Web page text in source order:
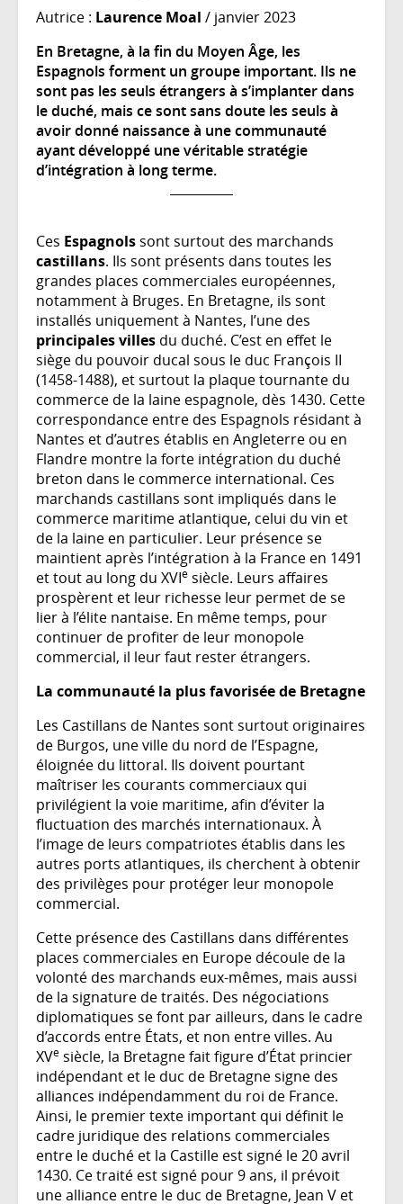
Autrice : Laurence Moal / janvier 2023
En Bretagne, à la fin du Moyen Âge, les
Espagnols forment un groupe important. Ils ne
sont pas les seuls étrangers à s’implanter dans
le duché, mais ce sont sans doute les seuls à
avoir donné naissance à une communauté
ayant développé une véritable stratégie
d’intégration à long terme.
Ces Espagnolssont surtout des marchands
castillans. Ils sont présents dans toutes les
grandes places commerciales européennes,
notamment à Bruges. En Bretagne, ils sont
installés uniquement à Nantes, l’une des
principales villes du duché. C’est en effet le
siège du pouvoir ducal sous le duc François II
(1458-1488), et surtout la plaque tournante du
commerce de la laine espagnole, dès 1430. Cette
correspondance entre des Espagnols résidant à
Nantes et d’autres établis en Angleterre ou en
Flandre montre la forte intégration du duché
breton dans le commerce international. Ces
marchands castillans sont impliqués dans le
commerce maritime atlantique, celui du vin et
de la laine en particulier. Leur présence se
maintient après l’intégration à la France en 1491
et tout au long du XVIe siècle. Leurs affaires
prospèrent et leur richesse leur permet de se
lier à l’élite nantaise. En même temps, pour
continuer de profiter de leur monopole
commercial, il leur faut rester étrangers.
La communauté la plus favorisée de Bretagne
Les Castillans de Nantes sont surtout originaires
de Burgos, une ville du nord de l’Espagne,
éloignée du littoral. Ils doivent pourtant
maîtriser les courants commerciaux qui
privilégient la voie maritime, afin d’éviter la
fluctuation des marchés internationaux. À
l’image de leurs compatriotes établis dans les
autres ports atlantiques, ils cherchent à obtenir
des privilèges pour protéger leur monopole
commercial.
Cette présence des Castillans dans différentes
places commerciales en Europe découle de la
volonté des marchands eux-mêmes, mais aussi
de la signature de traités. Des négociations
diplomatiques se font par ailleurs, dans le cadre
d’accords entre États, et non entre villes. Au
XVe siècle, la Bretagne fait figure d’État princier
indépendant et le duc de Bretagne signe des
alliances indépendamment du roi de France.
Ainsi, le premier texte important qui définit le
cadre juridique des relations commerciales
entre le duché et la Castille est signé le 20 avril
1430. Ce traité est signé pour 9 ans, il prévoit
une alliance entre le duc de Bretagne, Jean V et